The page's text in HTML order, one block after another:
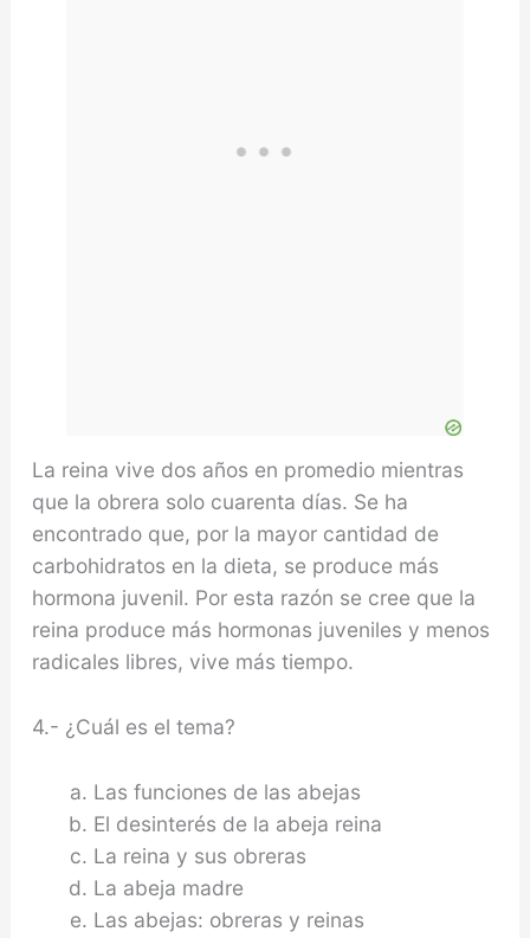
La reina vive dos años en promedio mientras
que la obrera solo cuarenta días. Se ha
encontrado que, por la mayor cantidad de
carbohidratos en la dieta, se produce más
hormona juvenil. Por esta razón se cree que la
reina produce más hormonas juveniles y menos
radicales libres, vive más tiempo.
4.- ¿Cuál es el tema?
Las funciones de las abejas
El desinterés de la abeja reina
La reina y sus obreras
La abeja madre
Las abejas: obreras y reinas